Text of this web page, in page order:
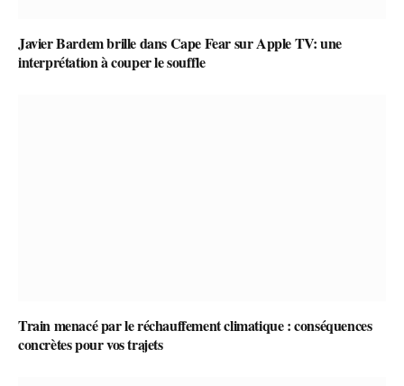
Javier Bardem brille dans Cape Fear sur Apple TV: une
interprétation à couper le souffle
Train menacé par le réchauffement climatique : conséquences
concrètes pour vos trajets